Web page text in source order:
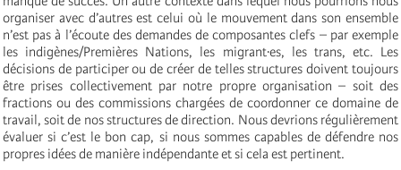
organiser avec d’autres est celui où le mouvement dans son ensemble
n’est pas à l’écoute des demandes de composantes clefs – par exemple
les indigènes/Premières Nations, les migrant·es, les trans, etc. Les
décisions de participer ou de créer de telles structures doivent toujours
être prises collectivement par notre propre organisation – soit des
fractions ou des commissions chargées de coordonner ce domaine de
travail, soit de nos structures de direction. Nous devrions régulièrement
évaluer si c’est le bon cap, si nous sommes capables de défendre nos
propres idées de manière indépendante et si cela est pertinent.